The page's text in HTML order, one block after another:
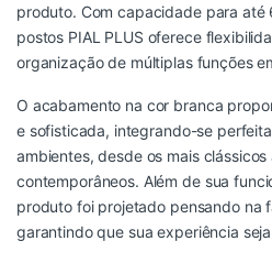
produto. Com capacidade para
postos PIAL PLUS oferece
organização de múltiplas funções
O acabamento na cor branca
e sofisticada, integrando-se
ambientes, desde os mais clássicos
contemporâneos. Além de sua
produto foi projetado pensando na
garantindo que sua experiência